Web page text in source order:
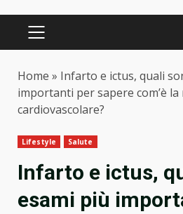
PRIMARY
Home » Infarto e ictus, quali
importanti per sapere com’è
cardiovascolare?
Lifestyle Salute
Infarto e ictus,
esami più